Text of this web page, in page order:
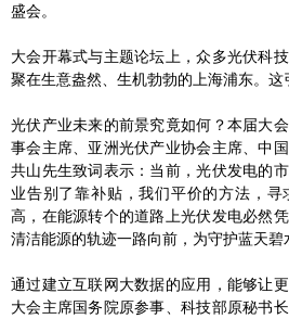
盛会。
大会开幕式与主题论坛上，众多光伏科
聚在生意盎然、生机勃勃的上海浦东。这
光伏产业未来的前景究竟如何？本届大
事会主席、亚洲光伏产业协会主席、中
共山先生致词表示：当前，光伏发电的
业告别了靠补贴，我们平价的方法，
高，在能源转个的道路上光伏发电必然
清洁能源的轨迹一路向前，为守护蓝天碧
通过建立互联网大数据的应用，能够让
大会主席国务院原参事、科技部原秘书